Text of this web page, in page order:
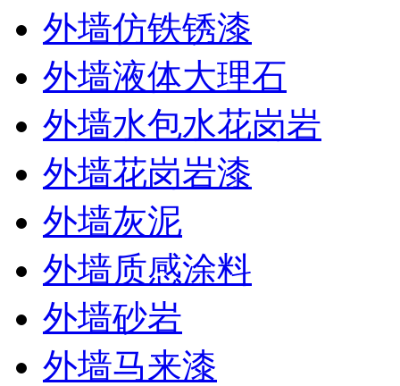
外墙仿铁锈漆
外墙液体大理石
外墙水包水花岗岩
外墙花岗岩漆
外墙灰泥
外墙质感涂料
外墙砂岩
外墙马来漆